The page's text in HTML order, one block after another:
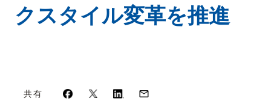
クスタイル変革を推進
共有